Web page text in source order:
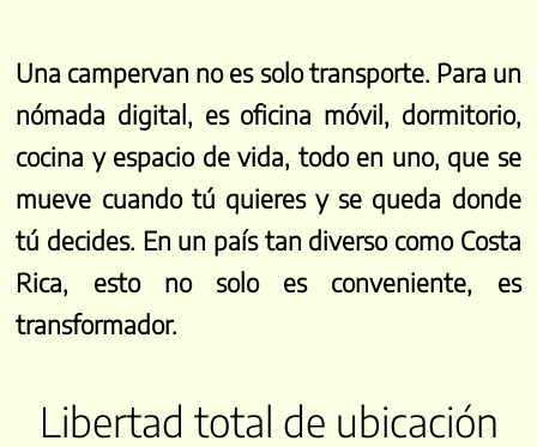
Una campervan no es solo transporte. Para un
nómada digital, es oficina móvil, dormitorio,
cocina y espacio de vida, todo en uno, que se
mueve cuando tú quieres y se queda donde
tú decides. En un país tan diverso como Costa
Rica, esto no solo es conveniente, es
transformador.
Libertad total de ubicación